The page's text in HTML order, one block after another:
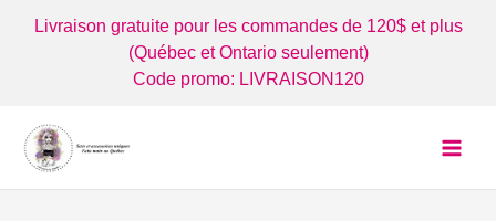
Livraison gratuite pour les commandes de 120$ et plus
(Québec et Ontario seulement)
Code promo: LIVRAISON120